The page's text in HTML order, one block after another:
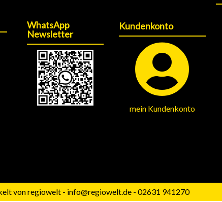
WhatsApp
Newsletter
Kundenkonto
mein Kundenkonto
von regiowelt - info@regiowelt.de - 02631 941270